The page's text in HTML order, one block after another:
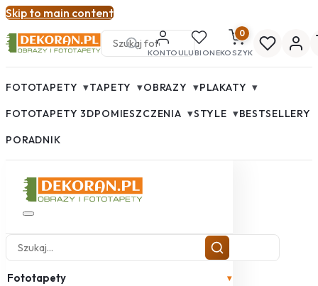
Skip to main content
KONTOULUBIONE
0
KOSZYK
FOTOTAPETY ▾TAPETY ▾OBRAZY ▾PLAKATY ▾
FOTOTAPETY 3DPOMIESZCZENIA ▾STYLE ▾BESTSELLERY
PORADNIK
Fototapety ▾